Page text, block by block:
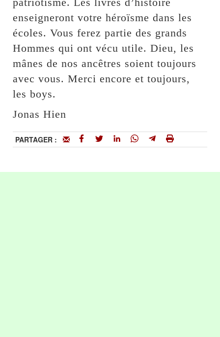
enseigneront votre héroïsme dans les
écoles. Vous ferez partie des grands
Hommes qui ont vécu utile. Dieu, les
mânes de nos ancêtres soient toujours
avec vous. Merci encore et toujours,
les boys.
Jonas Hien
PARTAGER :